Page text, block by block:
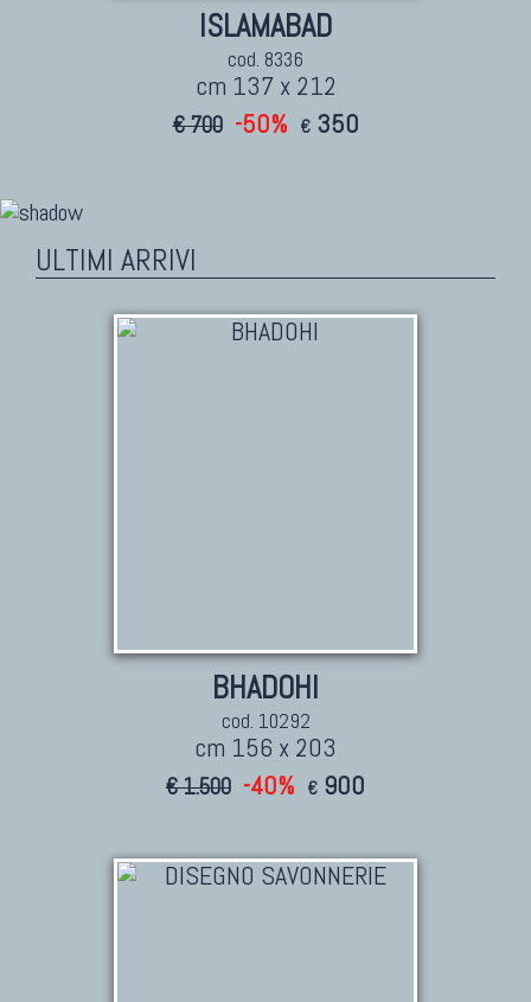
ISLAMABAD
cod. 8336
cm 137 x 212
€ 700 -50% € 350
ULTIMI ARRIVI
BHADOHI
cod. 10292
cm 156 x 203
€ 1.500 -40% € 900